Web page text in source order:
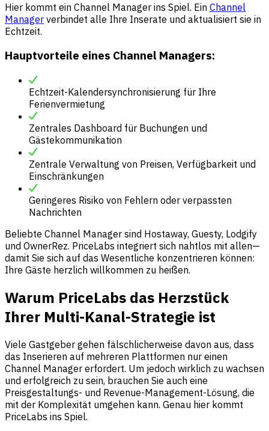
Hier kommt ein Channel Manager ins Spiel. Ein Channel
Manager verbindet alle Ihre Inserate und aktualisiert sie in
Echtzeit.
Hauptvorteile eines Channel Managers:
Echtzeit-Kalendersynchronisierung für Ihre
Ferienvermietung
Zentrales Dashboard für Buchungen und
Gästekommunikation
Zentrale Verwaltung von Preisen, Verfügbarkeit und
Einschränkungen
Geringeres Risiko von Fehlern oder verpassten
Nachrichten
Beliebte Channel Manager sind Hostaway, Guesty, Lodgify
und OwnerRez. PriceLabs integriert sich nahtlos mit allen—
damit Sie sich auf das Wesentliche konzentrieren können:
Ihre Gäste herzlich willkommen zu heißen.
Warum PriceLabs das Herzstück
Ihrer Multi-Kanal-Strategie ist
Viele Gastgeber gehen fälschlicherweise davon aus, dass
das Inserieren auf mehreren Plattformen nur einen
Channel Manager erfordert. Um jedoch wirklich zu wachsen
und erfolgreich zu sein, brauchen Sie auch eine
Preisgestaltungs- und Revenue-Management-Lösung, die
mit der Komplexität umgehen kann. Genau hier kommt
PriceLabs ins Spiel.